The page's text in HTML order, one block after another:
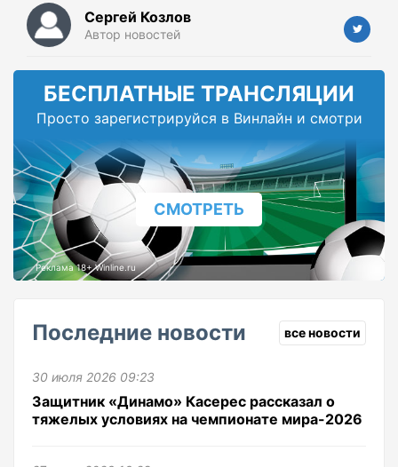
Сергей Козлов
Автор новостей
БЕСПЛАТНЫЕ ТРАНСЛЯЦИИ
Просто зарегистрируйся в Винлайн и смотри
СМОТРЕТЬ
Реклама 18+ Winline.ru
Последние новости все новости
30 июля 2026 09:23
Защитник «Динамо» Касерес рассказал о
тяжелых условиях на чемпионате мира-2026